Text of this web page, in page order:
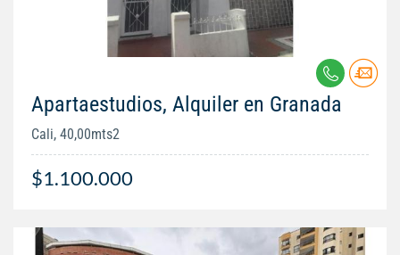
Apartaestudios, Alquiler en Granada
Cali, 40,00mts2
$1.100.000